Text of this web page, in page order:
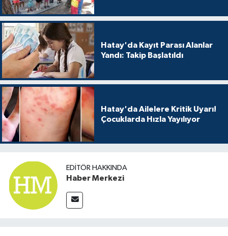
Hatay'da Kayıt Parası Alanlar
Yandı: Takip Başlatıldı
Hatay'da Ailelere Kritik Uyarı!
Çocuklarda Hızla Yayılıyor
EDITÖR HAKKINDA
Haber Merkezi